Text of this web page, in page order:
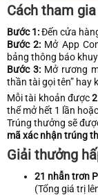
Cách tham
Bước 1:Đến cửa
Bước 2: Mở App
bảng thông báo
Bước 3: Mở rương
thần tài gọi tên” hay
Mỗi tài khoản được
thể mở hết 1 lần
Trúng thưởng sẽ
mã xác nhận trúng
Giải thưởng
21 nhẫn trơn
(Tổng giá trị